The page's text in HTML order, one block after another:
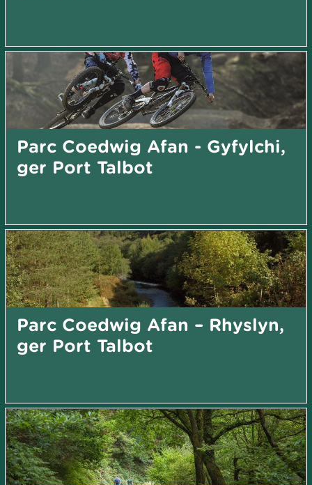
Parc Coedwig Afan - Gyfylchi,
ger Port Talbot
Parc Coedwig Afan – Rhyslyn,
ger Port Talbot